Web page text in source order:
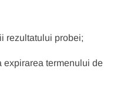
rezultatului probei;
expirarea termenului de